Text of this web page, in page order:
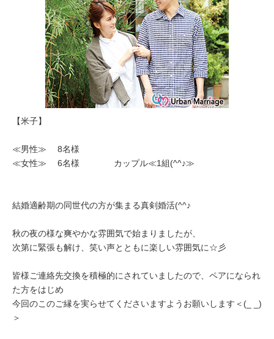
【米子】
≪男性≫ 8名様
≪女性≫ 6名様 カップル≪1組(^^♪≫
結婚適齢期の同世代の方が集まる真剣婚活(^^♪
秋の夜の様な爽やかな雰囲気で始まりましたが、
次第に緊張も解け、笑い声とともに楽しい雰囲気に☆彡
皆様ご連絡先交換を積極的にされていましたので、ペアになられ
た方をはじめ
今回のこのご縁を実らせてくださいますようお願いします＜(_ _)
＞